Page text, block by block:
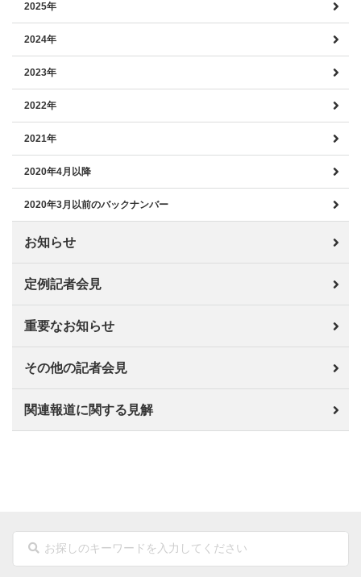
2025年
2024年
2023年
2022年
2021年
2020年4月以降
2020年3月以前のバックナンバー
お知らせ
定例記者会見
重要なお知らせ
その他の記者会見
関連報道に関する見解